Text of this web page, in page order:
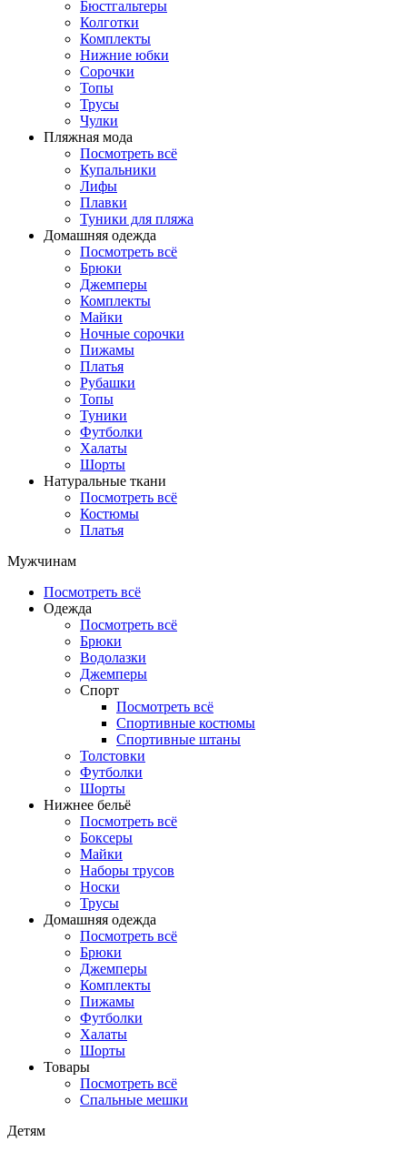
Бюстгальтеры
Колготки
Комплекты
Нижние юбки
Сорочки
Топы
Трусы
Чулки
Пляжная мода
Посмотреть всё
Купальники
Лифы
Плавки
Туники для пляжа
Домашняя одежда
Посмотреть всё
Брюки
Джемперы
Комплекты
Майки
Ночные сорочки
Пижамы
Платья
Рубашки
Топы
Туники
Футболки
Халаты
Шорты
Натуральные ткани
Посмотреть всё
Костюмы
Платья
Мужчинам
Посмотреть всё
Одежда
Посмотреть всё
Брюки
Водолазки
Джемперы
Спорт
Посмотреть всё
Спортивные костюмы
Спортивные штаны
Толстовки
Футболки
Шорты
Нижнее бельё
Посмотреть всё
Боксеры
Майки
Наборы трусов
Носки
Трусы
Домашняя одежда
Посмотреть всё
Брюки
Джемперы
Комплекты
Пижамы
Футболки
Халаты
Шорты
Товары
Посмотреть всё
Спальные мешки
Детям